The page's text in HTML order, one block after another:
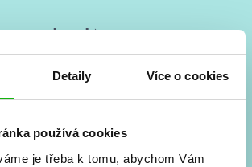
Detaily Více o cookies
používá cookies
je třeba k tomu, abychom Vám
každý měsíc rovnou do mailu!
adaptace a další.